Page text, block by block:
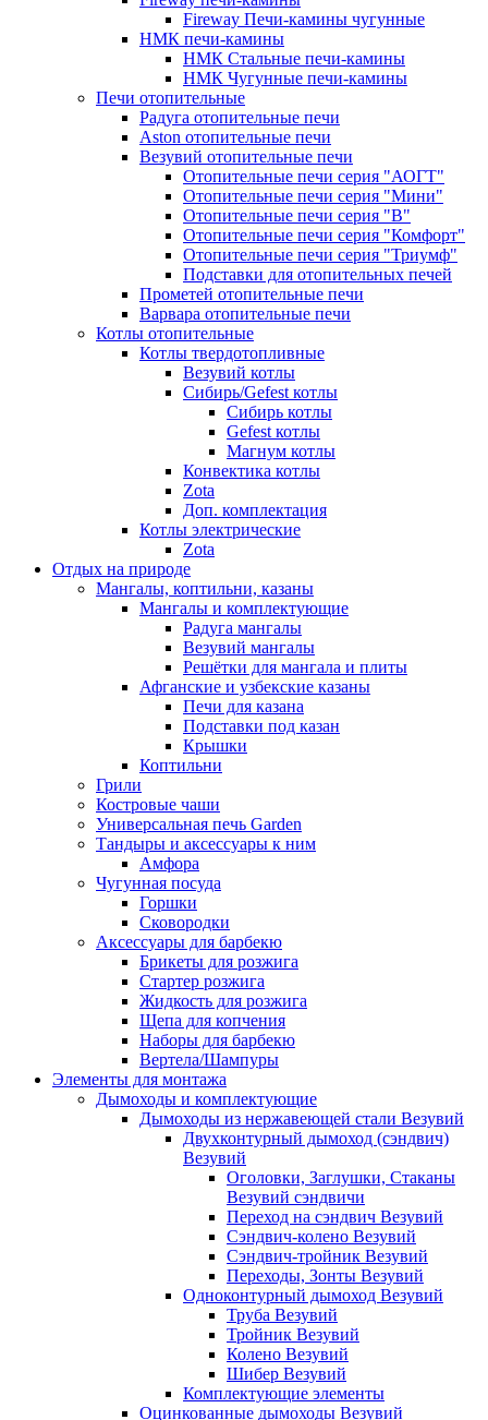
Fireway Печи-камины чугунные
НМК печи-камины
НМК Стальные печи-камины
НМК Чугунные печи-камины
Печи отопительные
Радуга отопительные печи
Aston отопительные печи
Везувий отопительные печи
Отопительные печи серия "АОГТ"
Отопительные печи серия "Мини"
Отопительные печи серия "В"
Отопительные печи серия "Комфорт"
Отопительные печи серия "Триумф"
Подставки для отопительных печей
Прометей отопительные печи
Варвара отопительные печи
Котлы отопительные
Котлы твердотопливные
Везувий котлы
Сибирь/Gefest котлы
Сибирь котлы
Gefest котлы
Магнум котлы
Конвектика котлы
Zota
Доп. комплектация
Котлы электрические
Zota
Отдых на природе
Мангалы, коптильни, казаны
Мангалы и комплектующие
Радуга мангалы
Везувий мангалы
Решётки для мангала и плиты
Афганские и узбекские казаны
Печи для казана
Подставки под казан
Крышки
Коптильни
Грили
Костровые чаши
Универсальная печь Garden
Тандыры и аксессуары к ним
Амфора
Чугунная посуда
Горшки
Сковородки
Аксессуары для барбекю
Брикеты для розжига
Стартер розжига
Жидкость для розжига
Щепа для копчения
Наборы для барбекю
Вертела/Шампуры
Элементы для монтажа
Дымоходы и комплектующие
Дымоходы из нержавеющей стали Везувий
Двухконтурный дымоход (сэндвич)
Везувий
Оголовки, Заглушки, Стаканы
Везувий сэндвичи
Переход на сэндвич Везувий
Сэндвич-колено Везувий
Сэндвич-тройник Везувий
Переходы, Зонты Везувий
Одноконтурный дымоход Везувий
Труба Везувий
Тройник Везувий
Колено Везувий
Шибер Везувий
Комплектующие элементы
Оцинкованные дымоходы Везувий